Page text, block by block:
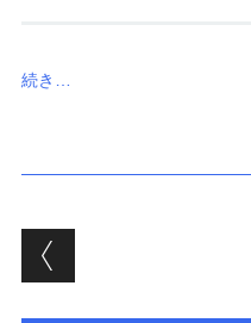
続き…
投稿ナビゲ